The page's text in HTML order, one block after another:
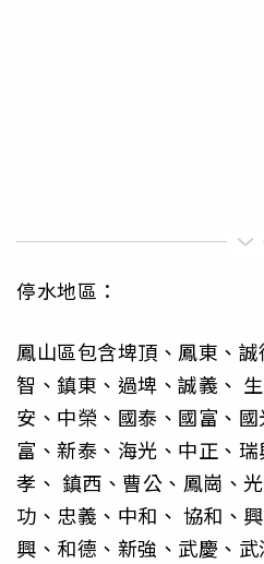
停水地區：
鳳山區包含埤頂、鳳東、
智、鎮東、過埤、誠義、
安、中榮、國泰、國富、
富、新泰、海光、中正、
孝、 鎮西、曹公、鳳崗、
功、忠義、中和、 協和、
興、和德、新強、武慶、